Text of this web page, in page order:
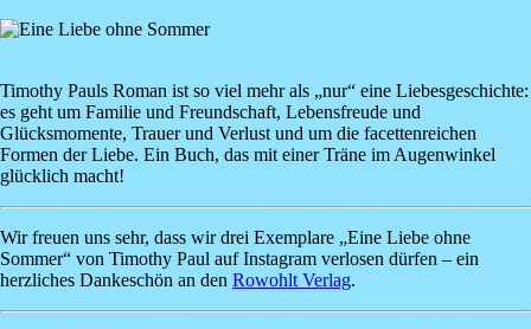
Image
Timothy Pauls Roman ist so viel mehr als „nur“ eine Liebesgeschichte:
es geht um Familie und Freundschaft, Lebensfreude und
Glücksmomente, Trauer und Verlust und um die facettenreichen
Formen der Liebe. Ein Buch, das mit einer Träne im Augenwinkel
glücklich macht!
Wir freuen uns sehr, dass wir drei Exemplare „Eine Liebe ohne
Sommer“ von Timothy Paul auf Instagram verlosen dürfen – ein
herzliches Dankeschön an den Rowohlt Verlag.